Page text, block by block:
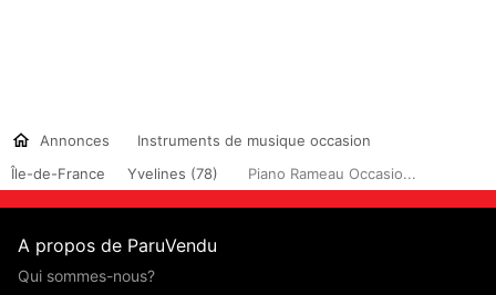
Annonces
Instruments de musique occasion
Île-de-France
Yvelines (78) Piano Rameau Occasio...
A propos de ParuVendu
Qui sommes-nous?